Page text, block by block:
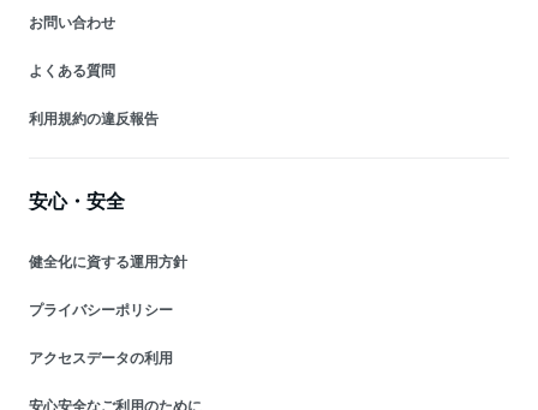
お問い合わせ
よくある質問
利用規約の違反報告
安心・安全
健全化に資する運用方針
プライバシーポリシー
アクセスデータの利用
安心安全なご利用のために